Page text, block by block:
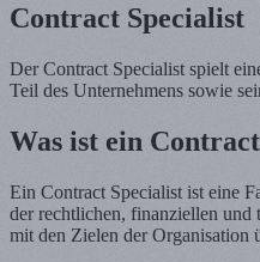
Contract Specialist
Der Contract Specialist spielt
Teil des Unternehmens sowie
Was ist ein
Ein Contract Specialist ist eine
der rechtlichen, finanziellen und
mit den Zielen der Organisation